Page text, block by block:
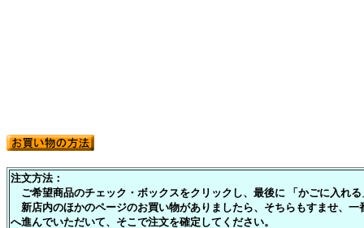
注文方法：
ご希望商品のチェック・ボックスをクリックし、最後に 「かごに入れ
新店内のほかのページのお買い物がありましたら、そちらもすませ、一
へ進んでいただいて、そこで注文を確定してください。